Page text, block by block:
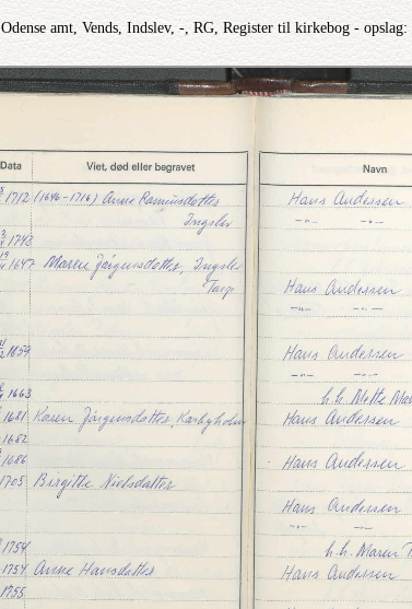
Odense amt, Vends, Indslev, -, RG, Register til kirkebog - opslag: